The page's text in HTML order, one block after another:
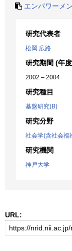
エンパワーメ
研究代表者
松岡 広路
研究期間 (年
2002 – 2004
研究種目
基盤研究(B)
研究分野
社会学(含社会福
研究機関
神戸大学
URL: